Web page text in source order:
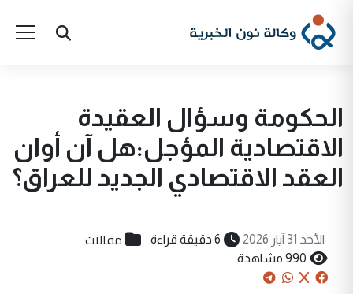
الحكومة وسؤال العقيدة
الاقتصادية المؤجل:هل آن أوان
العقد الاقتصادي الجديد للعراق؟
الأحد 31 آيار 2026 6 دقيقة قراءة مقالات
990 مشاهدة